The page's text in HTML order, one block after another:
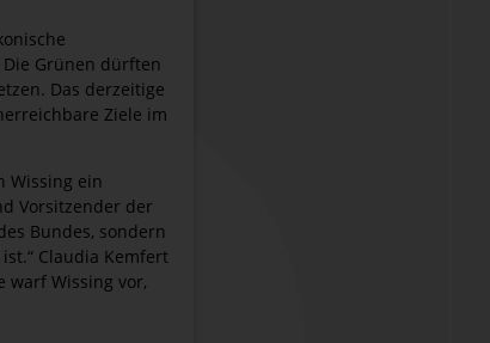
Grünen dürften
Das derzeitige
Ziele im
Wissing ein
Vorsitzender der
Bundes, sondern
Claudia Kemfert
warf Wissing vor,